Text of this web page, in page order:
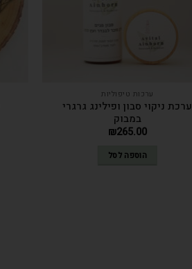
ערכות טיפוליות
ערכת ניקוי סבון ופילינג גרגרי
במבוק
₪265.00
הוספה לסל